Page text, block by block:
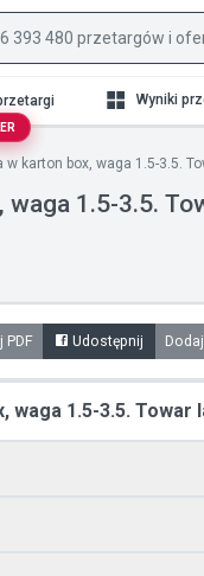
Wyniki
w karton box, waga 1.5-3.5.
1.5-3.5.
PDF Udostępnij
waga 1.5-3.5.